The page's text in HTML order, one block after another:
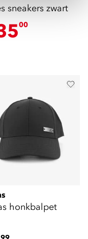
sneakers zwart
00
honkbalpet